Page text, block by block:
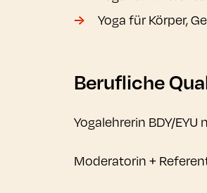
Yoga für Körper,
Berufliche
Yogalehrerin BDY/
Moderatorin +